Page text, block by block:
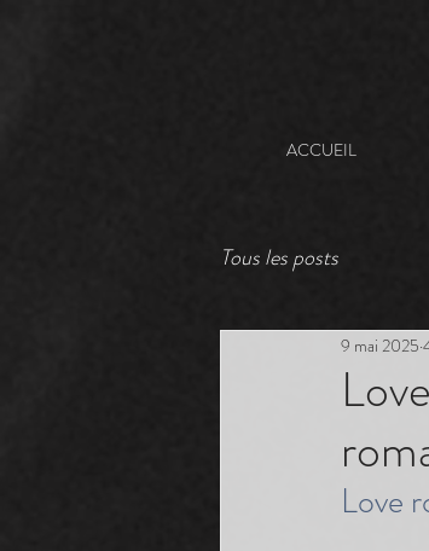
ACCUEIL
Tous les posts
9 mai 2025
Love